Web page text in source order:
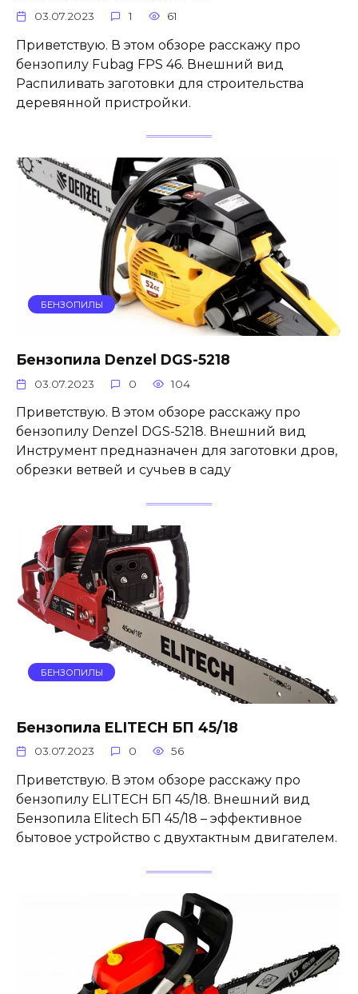
03.07.2023 1 61
Приветствую. В этом обзоре расскажу про
бензопилу Fubag FPS 46. Внешний вид
Распиливать заготовки для строительства
деревянной пристройки.
БЕНЗОПИЛЫ
Бензопила Denzel DGS-5218
03.07.2023 0 104
Приветствую. В этом обзоре расскажу про
бензопилу Denzel DGS-5218. Внешний вид
Инструмент предназначен для заготовки дров,
обрезки ветвей и сучьев в саду
БЕНЗОПИЛЫ
Бензопила ELITECH БП 45/18
03.07.2023 0 56
Приветствую. В этом обзоре расскажу про
бензопилу ELITECH БП 45/18. Внешний вид
Бензопила Elitech БП 45/18 – эффективное
бытовое устройство с двухтактным двигателем.